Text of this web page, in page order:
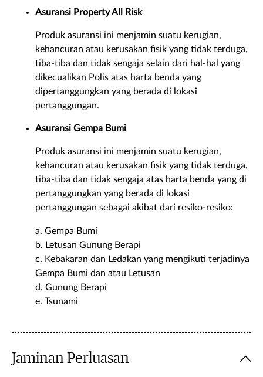
Asuransi Property All Risk
Produk asuransi ini menjamin suatu kerugian,
kehancuran atau kerusakan fisik yang tidak terduga,
tiba-tiba dan tidak sengaja selain dari hal-hal yang
dikecualikan Polis atas harta benda yang
dipertanggungkan yang berada di lokasi
pertanggungan.
Asuransi Gempa Bumi
Produk asuransi ini menjamin suatu kerugian,
kehancuran atau kerusakan fisik yang tidak terduga,
tiba-tiba dan tidak sengaja atas harta benda yang di
pertanggungkan yang berada di lokasi
pertanggungan sebagai akibat dari resiko-resiko:
a. Gempa Bumi
b. Letusan Gunung Berapi
c. Kebakaran dan Ledakan yang mengikuti terjadinya
Gempa Bumi dan atau Letusan
d. Gunung Berapi
e. Tsunami
Jaminan Perluasan